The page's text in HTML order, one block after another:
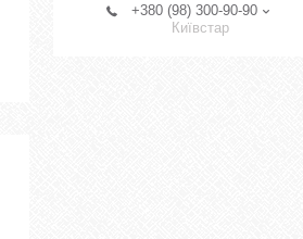
+380 (98) 300-90-90
Київстар